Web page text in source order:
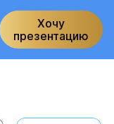
Хочу
презентацию